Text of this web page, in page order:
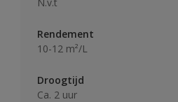
Rendement
10-12 m²/L
Droogtijd
Ca. 2 uur